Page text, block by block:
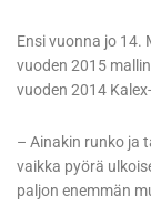
Ensi vuonna jo 14.
vuoden 2015
vuoden 2014
– Ainakin runko ja
vaikka pyörä
paljon enemmän